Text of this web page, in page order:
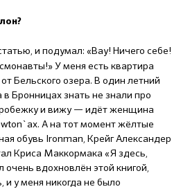
и подумал: «Вау! Ничего себе!
У меня есть квартира
Бельского озера. В один летний
в Бронницах знать не знали про
и вижу — идёт женщина
А на тот момент жёлтые
обувь Ironman, Крейг Александер
Криcа Маккормака «Я здесь,
вдохновлён этой книгой,
и у меня никогда не было